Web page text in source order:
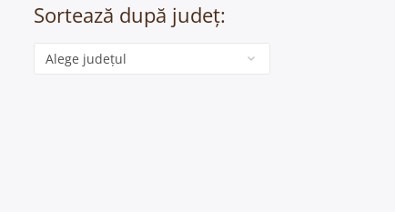
Sortează după județ:
Categorie